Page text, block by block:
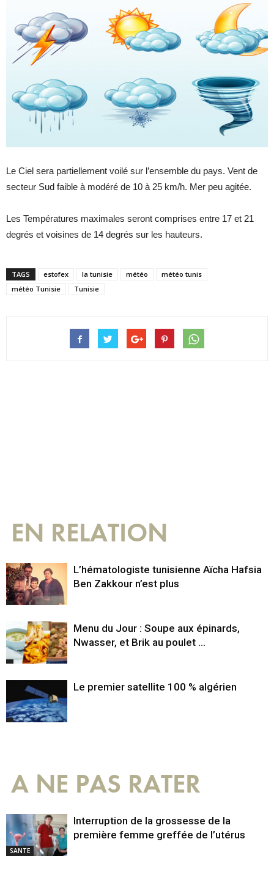
Le Ciel sera partiellement voilé sur l’ensemble du pays. Vent de
secteur Sud faible à modéré de 10 à 25 km/h. Mer peu agitée.
Les Températures maximales seront comprises entre 17 et 21
degrés et voisines de 14 degrés sur les hauteurs.
TAGS estofex la tunisie météo
météo tunis
météo Tunisie
Tunisie
EN RELATION
L’hématologiste tunisienne Aïcha Hafsia
Ben Zakkour n’est plus
Menu du Jour : Soupe aux épinards,
Nwasser, et Brik au poulet …
Le premier satellite 100 % algérien
A NE PAS RATER
SANTE
Interruption de la grossesse de la
première femme greffée de l’utérus